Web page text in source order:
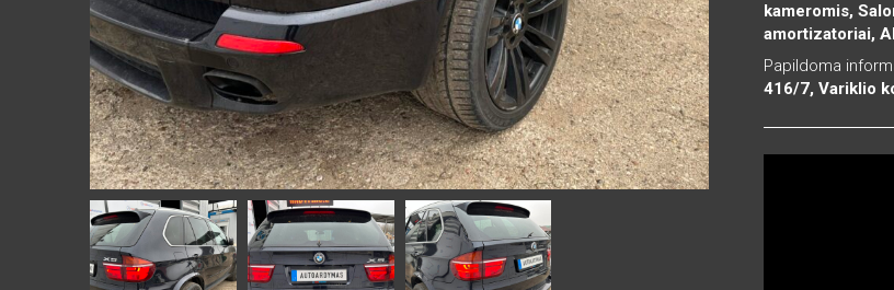
kameromis,
amortizatoriai,
Papildoma
416/7, Variklio